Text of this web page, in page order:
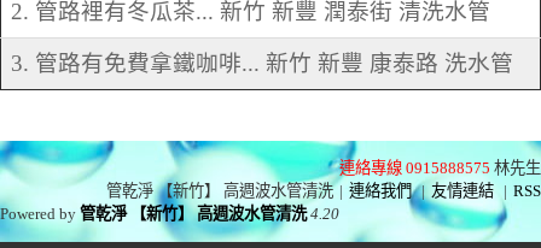
2. 管路裡有冬瓜茶... 新竹 新豐 潤泰街 清洗水管
3. 管路有免費拿鐵咖啡... 新竹 新豐 康泰路 洗水管
連絡專線 0915888575 林先生
管乾淨 【新竹】 高週波水管清洗 | 連絡我們 | 友情連結 | RSS
Powered by管乾淨 【新竹】 高週波水管清洗 4.20